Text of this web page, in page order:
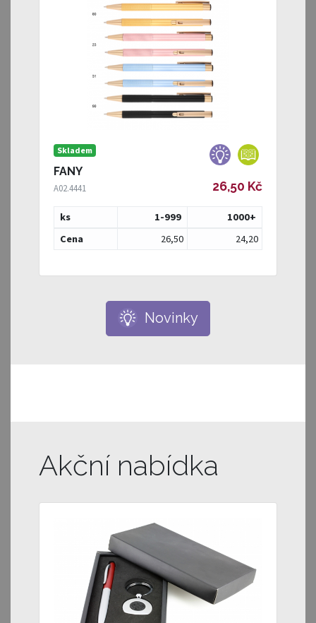
Skladem
FANY
A02.4441 26,50 Kč
ks 1-999 1000+
Cena
26,50 24,20
Novinky
Akční nabídka